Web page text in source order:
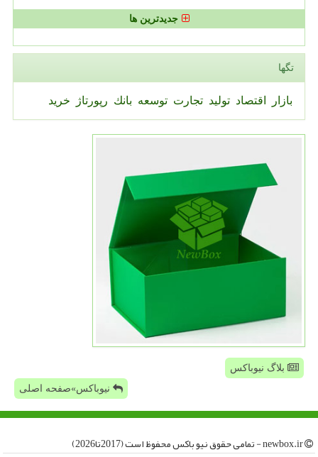
جدیدترین ها
تگها
بازار اقتصاد تولید تجارت توسعه بانك رپورتاژ خرید
بلاگ نیوباکس
نیوباکس»صفحه اصلی